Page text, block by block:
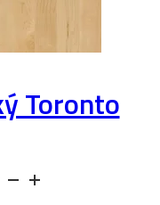
Toronto